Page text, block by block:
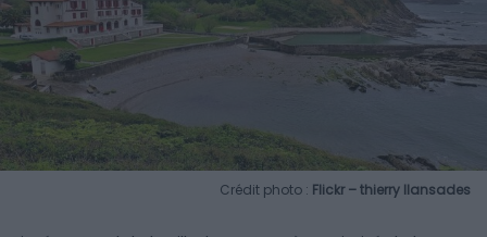
Crédit photo : Flickr – thierry llansades